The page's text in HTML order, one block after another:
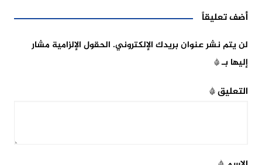
أضف تعليقاً
لن يتم نشر عنوان بريدك الإلكتروني. الحقول الإلزامية مشار
إليها بـ*
التعليق*